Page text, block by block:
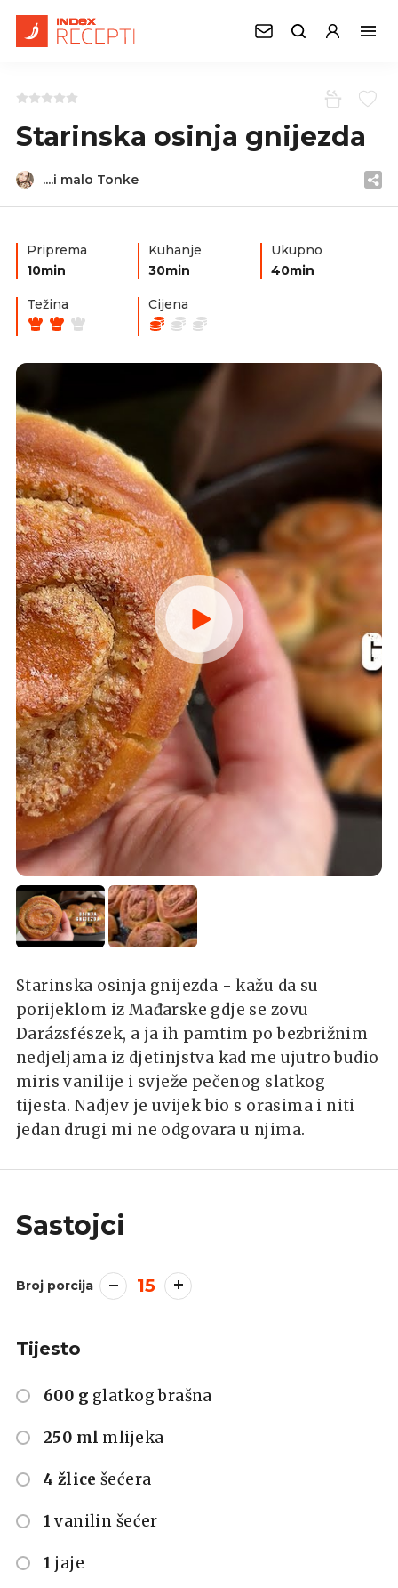
Starinska osinja gnijezda
....i malo Tonke
Priprema
10min
Kuhanje
30min
Ukupno
40min
Težina Cijena
Starinska osinja gnijezda - kažu da su
porijeklom iz Mađarske gdje se zovu
Darázsfészek, a ja ih pamtim po bezbrižnim
nedjeljama iz djetinjstva kad me ujutro budio
miris vanilije i svježe pečenog slatkog
tijesta. Nadjev je uvijek bio s orasima i niti
jedan drugi mi ne odgovara u njima.
Sastojci
Broj porcija 15
Tijesto
600 g glatkog brašna
250 ml mlijeka
4 žlice šećera
1 vanilin šećer
1 jaje